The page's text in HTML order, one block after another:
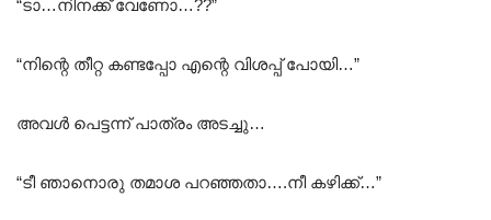
“ടാ…നിനക്ക് വേണോ…??”
“നിന്റെ തീറ്റ കണ്ടപ്പോ എന്റെ വിശപ്പ് പോയി…”
അവൾ പെട്ടന്ന് പാത്രം അടച്ചു…
“ടീ ഞാനൊരു തമാശ പറഞ്ഞതാ….നീ കഴിക്ക്…”